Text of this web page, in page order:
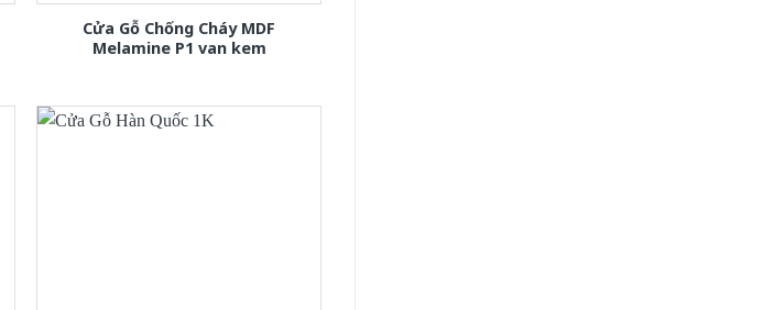
Cửa Gỗ Chống Cháy MDF
Melamine P1 van kem